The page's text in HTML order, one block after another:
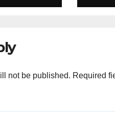
not be published. Required